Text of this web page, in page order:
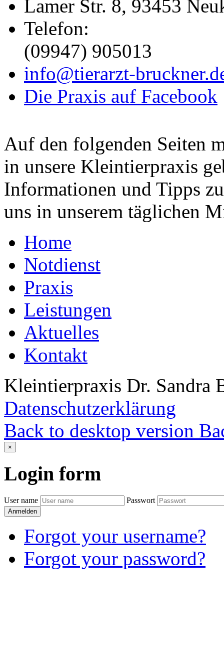
Lamer Str. 8, 93453
Telefon:
(09947) 905013
info@tierarzt-
Die Praxis auf Facebook
Auf den folgenden Seiten
in unsere Kleintierpraxis
Informationen und Tipps
uns in unserem täglichen
Home
Notdienst
Praxis
Leistungen
Aktuelles
Kontakt
Kleintierpraxis Dr. Sandra
Datenschutzerklärung
Back to desktop version
×
Login form
User name Passwort
Anmelden
Forgot your username?
Forgot your password?